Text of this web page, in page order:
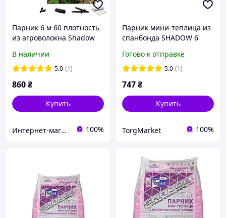
Парник 6 м 60 плотность
из агроволокна Shadow
В наличии
5.0 (1)
860₴
Купить
Интернет-магазин FULL SET 100%
Парник мини-теплица из
спанбонда SHADOW 6
Готово к отправке
5.0 (1)
747₴
Купить
TorgMarket 100%